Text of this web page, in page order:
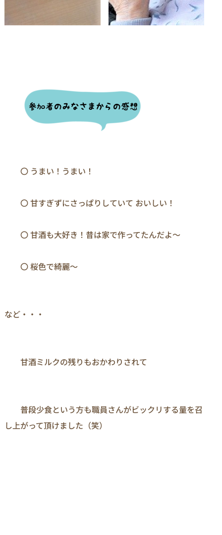
〇 うまい！うまい！
〇 甘すぎずにさっぱりしていて おいしい！
〇 甘酒も大好き！昔は家で作ってたんだよ～
〇 桜色で綺麗～
など・・・
甘酒ミルクの残りもおかわりされて
普段少食という方も職員さんがビックリする量を召
し上がって頂けました（笑）